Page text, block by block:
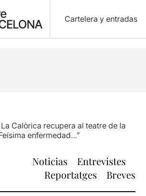
Cartelera y entradas
La Calòrica recupera al teatre de la
enfermedad…”
Noticias
Entrevistes
Reportatges
Breves